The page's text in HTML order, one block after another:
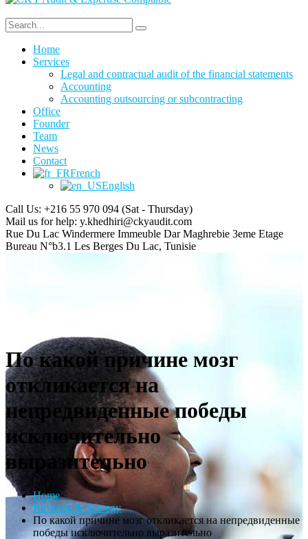
Home
Services
Legal and contractual audit of the financial statements
Accounting
Accounting outsourcing or subcontracting
Office
Founder
Team
News
Contact
French
English
Call Us: +216 55 970 094 (Sat - Thursday)
Mail us for help: y.khedhiri@ckyaudit.com
Rue Du Lac Windermere Immeuble Dar Maghrebie 3eme Etage
Bureau N°b3.1 Les Berges Du Lac, Tunisie
По какой причине мозг
откликается на
непредвиденные победы
исключительно
выразительно
Home
Business & Strategy
По какой причине мозг откликается на непредвиденные
победы исключительно выразительно